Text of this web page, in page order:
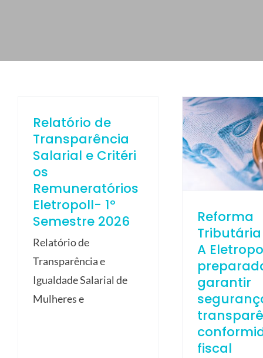
ESPAÑOL
Relatório de
Transparência
Salarial e Critéri
os
Remuneratórios
Eletropoll- 1º
Semestre 2026
Relatório de
Transparência e
Igualdade Salarial de
Mulheres e
Reforma
A
garantir
fiscal